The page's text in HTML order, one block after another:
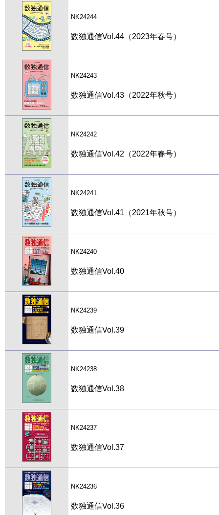
NK24244
数独通信Vol.44（2023年春号）
NK24243
数独通信Vol.43（2022年秋号）
NK24242
数独通信Vol.42（2022年春号）
NK24241
数独通信Vol.41（2021年秋号）
NK24240
数独通信Vol.40
NK24239
数独通信Vol.39
NK24238
数独通信Vol.38
NK24237
数独通信Vol.37
NK24236
数独通信Vol.36